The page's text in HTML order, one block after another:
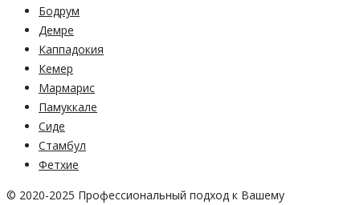
Бодрум
Демре
Каппадокия
Кемер
Мармарис
Памуккале
Сиде
Стамбул
Фетхие
© 2020-2025 Профессиональный подход к Вашему